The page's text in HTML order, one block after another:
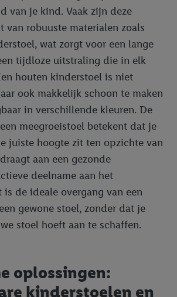
van je kind. Vaak zijn deze
van robuuste materialen zoals
wat zorgt voor een lange
tijdloze uitstraling die in elk
houten kinderstoel is niet
ook makkelijk schoon te maken
in verschillende kleuren. De
meegroeistoel betekent dat je
juiste hoogte zit ten opzichte van
aan een gezonde
deelname aan het
is de ideale overgang van een
gewone stoel, zonder dat je
stoel hoeft aan te schaffen.
oplossingen:
kinderstoelen en
en eventuele andere
identificatiegegevens waarover Criteo
eindapparaten of Lidl-diensten aan u
kunt u individuele doeleinden toestaan en
over de gegevensverwerking.
te klikken, kunt u alleen het gebruik van de
toestaan. Door op “aanvaarden” te
alle verwerkingen voor alle
Meer informatie, waaronder de
gegevens en uw recht om uw
tijde met vooruitwerkende kracht in te
privacyverklaring .Je vindt het